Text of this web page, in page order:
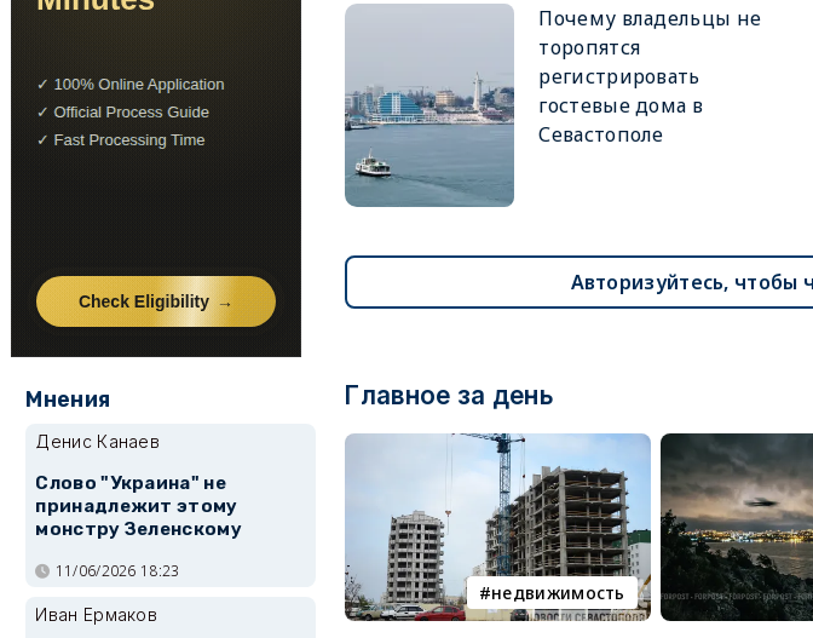
Почему владельцы не
торопятся
регистрировать
гостевые дома в
Севастополе
Авторизуйтесь, чтобы
Главное за день
недвижимость
Мнения
Денис Канаев
Слово "Украина" не
принадлежит этому
монстру Зеленскому
11/06/2026 18:23
Иван Ермаков